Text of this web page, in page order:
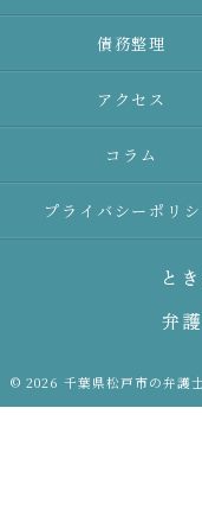
債務整理
アクセス
コラム
プライバシーポリ
© 2026 千葉県松戸市の弁護